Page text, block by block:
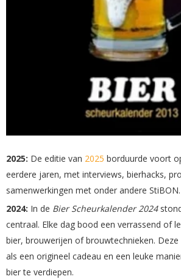
2025: De editie van 2025 borduurde voort
eerdere jaren, met interviews, bierhacks,
samenwerkingen met onder andere StiBON.
2024: In de Bier Scheurkalender 2024
centraal. Elke dag bood een verrassend of
bier, brouwerijen of brouwtechnieken.
als een origineel cadeau en een leuke
bier te verdiepen.